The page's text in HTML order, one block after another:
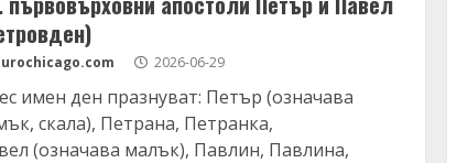
2026-06-29
имен ден празнуват: Петър (означава
скала), Петрана, Петранка,
(означава малък), Павлин, Павлина,